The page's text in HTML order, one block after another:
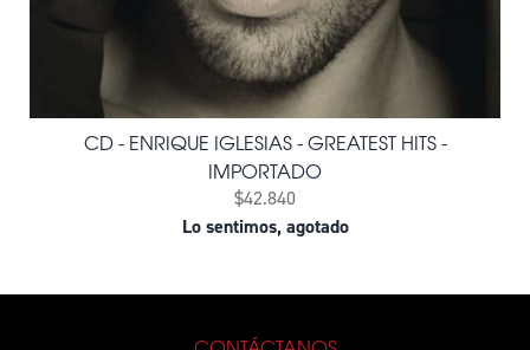
CD - ENRIQUE IGLESIAS - GREATEST HITS -
IMPORTADO
$42.840
Lo sentimos, agotado